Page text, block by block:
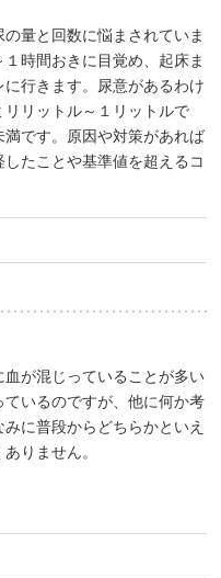
量と回数に悩まされていま
時間おきに目覚め、起床ま
行きます。尿意があるわけ
リットル～１リットルで
です。原因や対策があれば
たことや基準値を超えるコ
が混じっていることが多い
いるのですが、他に何か考
に普段からどちらかといえ
りません。